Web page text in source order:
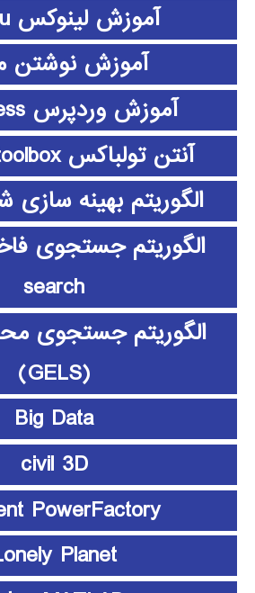
آموزش لینوکس ubuntu
آموزش نوشتن
آموزش وردپرس wordpress
آنتن تولباکس antenna toolbox
الگوریتم بهینه سازی
search
الگوریتم جستجوی
(GELS)
Big Data
civil 3D
PowerFactory
Planet